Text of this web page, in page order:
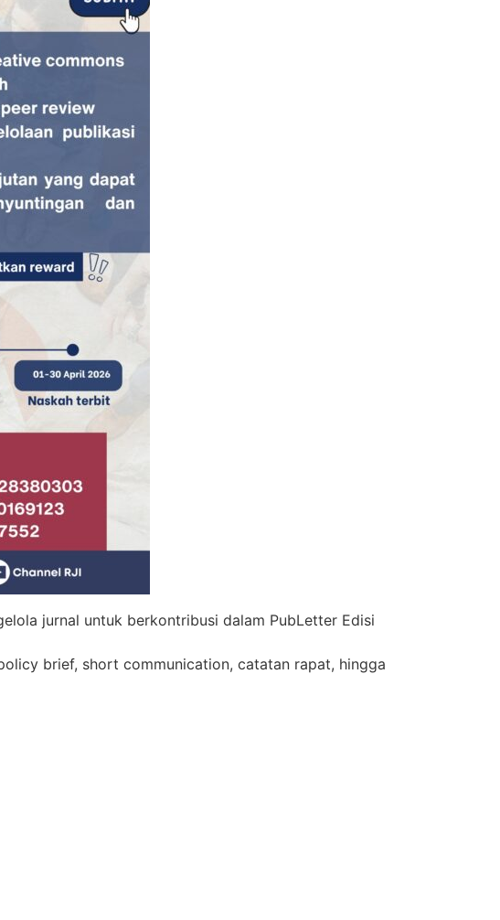
jurnal untuk berkontribusi dalam PubLetter Edisi
brief, short communication, catatan rapat, hingga